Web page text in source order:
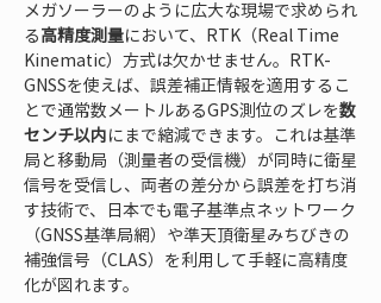
メガソーラーのように広大な現場で求められ
る高精度測量において、RTK（Real Time
Kinematic）方式は欠かせません。RTK-
GNSSを使えば、誤差補正情報を適用するこ
とで通常数メートルあるGPS測位のズレを数
センチ以内にまで縮減できます。これは基準
局と移動局（測量者の受信機）が同時に衛星
信号を受信し、両者の差分から誤差を打ち消
す技術で、日本でも電子基準点ネットワーク
（GNSS基準局網）や準天頂衛星みちびきの
補強信号（CLAS）を利用して手軽に高精度
化が図れます。